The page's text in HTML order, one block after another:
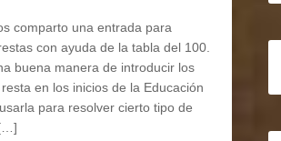
comparto una entrada para
con ayuda de la tabla del 100.
buena manera de introducir los
en los inicios de la Educación
para resolver cierto tipo de